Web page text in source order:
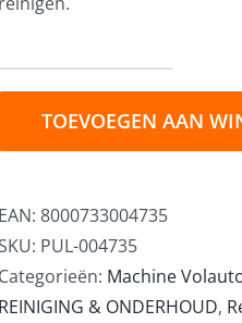
Caff
x
1,00gr
aantal
TOEVOEGEN AAN
8000733004735
PUL-004735
Machine
& ONDERHOUD,